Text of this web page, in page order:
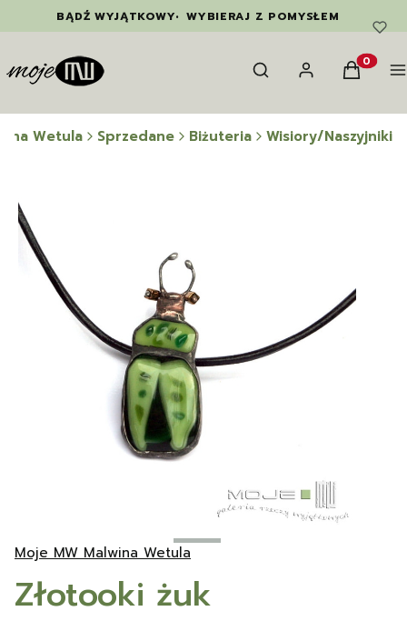
BĄDŹ WYJĄTKOWY• WYBIERAJ Z POMYSŁEM
Otwórz wyszukiwarkę
Szukaj Zaloguj sięKoszyk
Wetula Sprzedane Biżuteria Wisiory/Naszyjniki
Moje MW Malwina Wetula
Złotooki żuk